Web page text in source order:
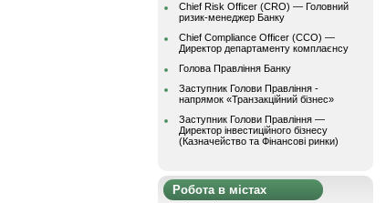
Chief Risk Officer (CRO) — Головний
ризик-менеджер Банку
Chief Compliance Officer (CCO) —
Директор департаменту комплаєнсу
Голова Правління Банку
Заступник Голови Правління -
напрямок «Транзакційний бізнес»
Заступник Голови Правління —
Директор інвестиційного бізнесу
(Казначейство та Фінансові ринки)
Робота в містах